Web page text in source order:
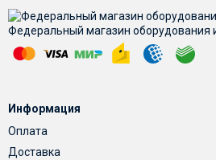
Федеральный магазин оборудования
Информация
Оплата
Доставка